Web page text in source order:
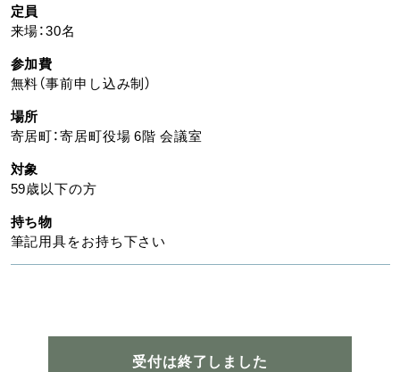
定員
来場：30名
参加費
無料（事前申し込み制）
場所
寄居町：寄居町役場 6階 会議室
対象
59歳以下の方
持ち物
筆記用具をお持ち下さい
受付は終了しました